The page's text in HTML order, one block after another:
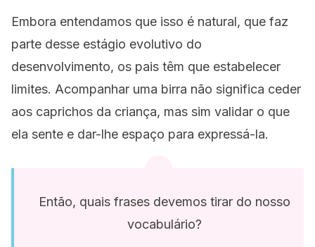
Embora entendamos que isso é natural, que faz
parte desse estágio evolutivo do
desenvolvimento, os pais têm que estabelecer
limites. Acompanhar uma birra não significa ceder
aos caprichos da criança, mas sim validar o que
ela sente e dar-lhe espaço para expressá-la.
Então, quais frases devemos tirar do nosso
vocabulário?